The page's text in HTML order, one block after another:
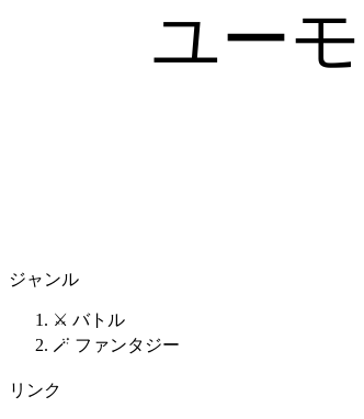
ユー
ジャンル
⚔️ バトル
🪄 ファンタジー
リンク